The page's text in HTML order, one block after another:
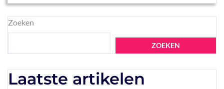
Zoeken
ZOEKEN
Laatste artikelen